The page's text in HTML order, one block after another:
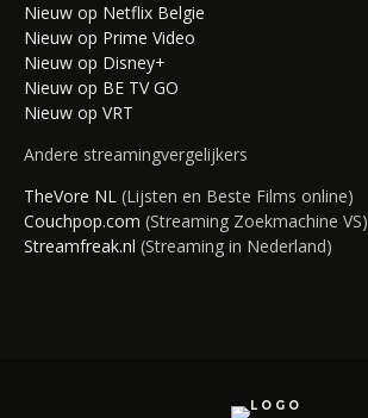
Nieuw op Netflix Belgie
Nieuw op Prime Video
Nieuw op Disney+
Nieuw op BE TV GO
Nieuw op VRT
Andere streamingvergelijkers
TheVore NL (Lijsten en Beste Films online)
Couchpop.com (Streaming Zoekmachine VS)
Streamfreak.nl (Streaming in Nederland)